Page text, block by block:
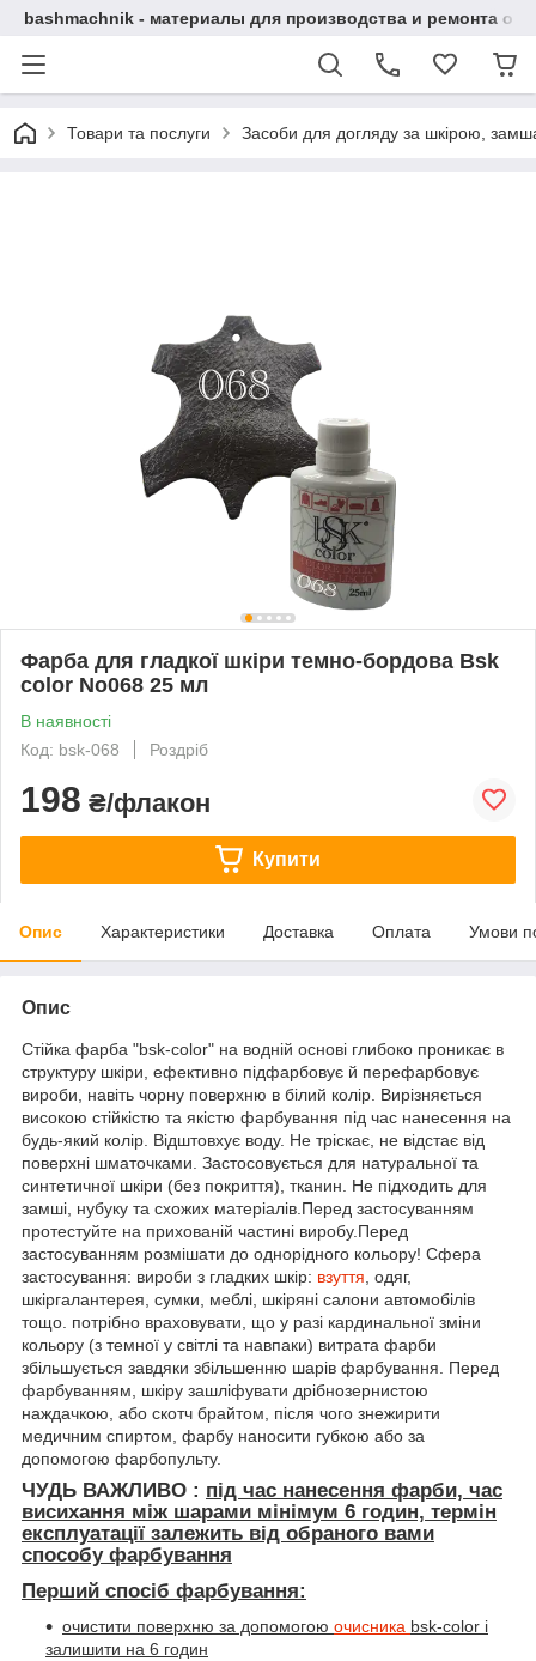
bashmachnik - материалы для производства и ремонта
Товари та послуги Засоби для догляду за шкірою,
Фарба для гладкої шкіри темно-бордова Bsk
color No068 25 мл
В наявності
Код: bsk-068
Роздріб
198 ₴/флакон
Купити
Опис Характеристики Доставка Оплата Умови
Опис
Стійка фарба "bsk-color" на водній основі глибоко проникає в
структуру шкіри, ефективно підфарбовує й перефарбовує
вироби, навіть чорну поверхню в білий колір. Вирізняється
високою стійкістю та якістю фарбування під час нанесення на
будь-який колір. Відштовхує воду. Не тріскає, не відстає від
поверхні шматочками. Застосовується для натуральної та
синтетичної шкіри (без покриття), тканин. Не підходить для
замші, нубуку та схожих матеріалів.Перед застосуванням
протестуйте на прихованій частині виробу.Перед
застосуванням розмішати до однорідного кольору! Сфера
застосування: вироби з гладких шкір: взуття , одяг,
шкіргалантерея, сумки, меблі, шкіряні салони автомобілів
тощо. потрібно враховувати, що у разі кардинальної зміни
кольору (з темної у світлі та навпаки) витрата фарби
збільшується завдяки збільшенню шарів фарбування. Перед
фарбуванням, шкіру зашліфувати дрібнозернистою
наждачкою, або скотч брайтом, після чого знежирити
медичним спиртом, фарбу наносити губкою або за
допомогою фарбопульту.
ЧУДЬ ВАЖЛИВО : під час нанесення фарби, час
висихання між шарами мінімум 6 годин, термін
експлуатації залежить від обраного вами
способу фарбування
Перший спосіб фарбування:
очистити поверхню за допомогою очисника bsk-color і
залишити на 6 годин